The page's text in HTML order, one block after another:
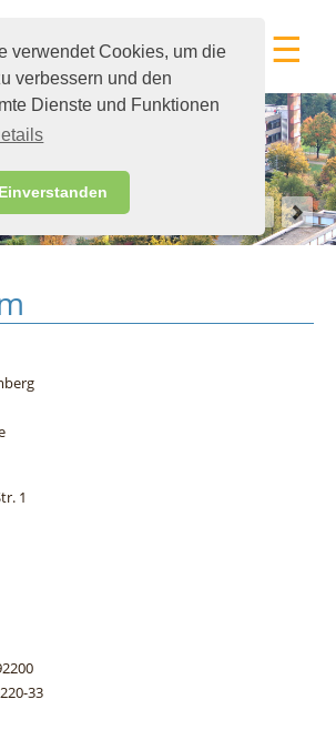
verwendet Cookies, um die
verbessern und den
Dienste und Funktionen
Einverstanden
☰
1
33